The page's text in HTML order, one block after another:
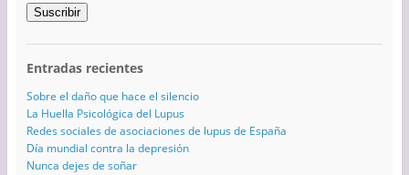
Suscribir
Entradas recientes
Sobre el daño que hace el silencio
La Huella Psicológica del Lupus
Redes sociales de asociaciones de lupus de España
Día mundial contra la depresión
Nunca dejes de soñar